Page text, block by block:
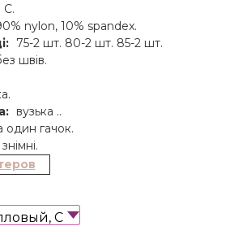
С.
nylon, 10% spandex.
75-2 шт. 80-2 шт. 85-2 шт.
швів.
вузька ..
один гачок.
C